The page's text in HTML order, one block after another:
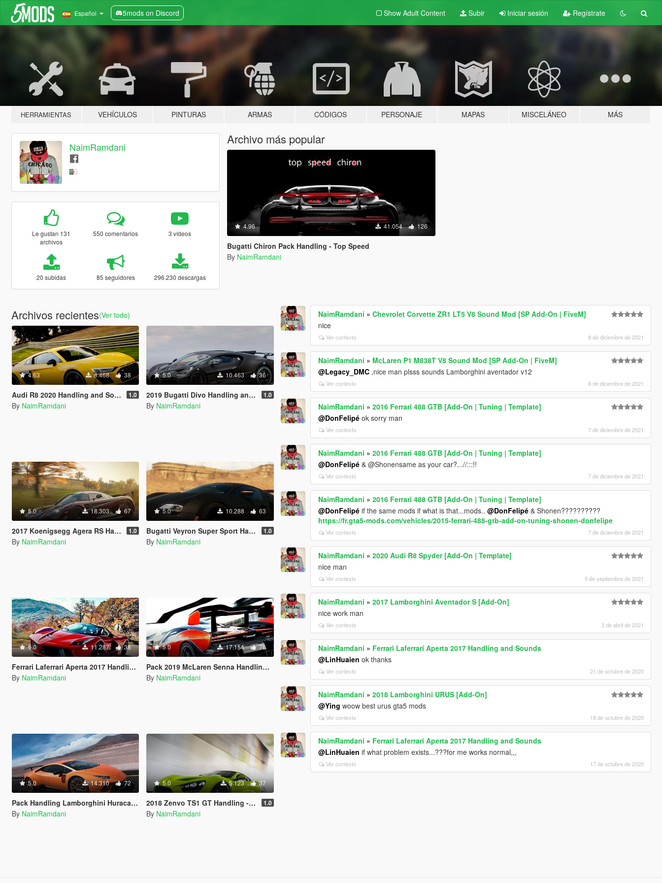
Español 5mods on Discord Show Adult Content Subir Iniciar sesión Regístrate
HERRAMIENTAS VEHÍCULOS PINTURAS ARMAS CÓDIGOS PERSONAJE MAPAS MISCELÁNEO MÁS
NaimRamdani
Le gustan 131
archivos
550 comentarios 3 vídeos
20 subidas 85 seguidores 296.230 descargas
Archivo más popular
4.96 41.054 126
Bugatti Chiron Pack Handling - Top Speed
By NaimRamdani
Archivos recientes(Ver todo)
4.63 8.468 38
Audi R8 2020 Handling and Sounds 1.0
By NaimRamdani
5.0 10.463 36
2019 Bugatti Divo Handling and Sounds 1.0
By NaimRamdani
5.0 18.303 67
2017 Koenigsegg Agera RS Handling and Sounds 1.0
By NaimRamdani
5.0 10.288 63
Bugatti Veyron Super Sport Handling and Sounds 1.0
By NaimRamdani
5.0 11.287 38
Ferrari Laferrari Aperta 2017 Handling and Sounds
By NaimRamdani
5.0 17.154 76
Pack 2019 McLaren Senna Handling and Sounds 1.4
By NaimRamdani
5.0 14.310 72
Pack Handling Lamborghini Huracan Performante Top Speed
By NaimRamdani
5.0 5.123 37
2018 Zenvo TS1 GT Handling - top speed 1.0
By NaimRamdani
NaimRamdani »Chevrolet Corvette ZR1 LT5 V8 Sound Mod [SP Add-On | FiveM]
nice
Ver contexto 8 de diciembre de 2021
NaimRamdani » McLaren P1 M838T V8 Sound Mod [SP Add-On | FiveM]
@Legacy_DMC ,nice man plsss sounds Lamborghini aventador v12
Ver contexto 8 de diciembre de 2021
NaimRamdani »2016 Ferrari 488 GTB [Add-On | Tuning | Template]
@DonFelipé ok sorry man
Ver contexto 7 de diciembre de 2021
NaimRamdani »2016 Ferrari 488 GTB [Add-On | Tuning | Template]
@DonFelipé & @Shonensame as your car?...//:::!!
Ver contexto 7 de diciembre de 2021
NaimRamdani »2016 Ferrari 488 GTB [Add-On | Tuning | Template]
@DonFelipé if the same mods if what is that...mods..@DonFelipé & Shonen??????????
https://fr.gta5-mods.com/vehicles/2015-ferrari-488-gtb-add-on-tuning-shonen-donfelipe
Ver contexto 7 de diciembre de 2021
NaimRamdani »2020 Audi R8 Spyder [Add-On | Template]
nice man
Ver contexto 5 de septiembre de 2021
NaimRamdani »2017 Lamborghini Aventador S [Add-On]
nice work man
Ver contexto 3 de abril de 2021
NaimRamdani » Ferrari Laferrari Aperta 2017 Handling and Sounds
@LinHuaien ok thanks
Ver contexto 21 de octubre de 2020
NaimRamdani »2018 Lamborghini URUS [Add-On]
@Ying woow best urus gta5 mods
Ver contexto 18 de octubre de 2020
NaimRamdani » Ferrari Laferrari Aperta 2017 Handling and Sounds
@LinHuaien if what problem exists...???for me works normal,,,
Ver contexto 17 de octubre de 2020